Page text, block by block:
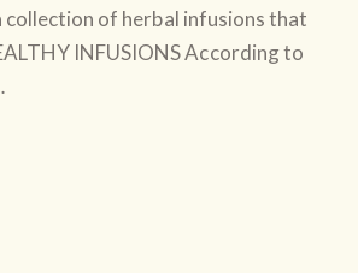
of herbal infusions that
INFUSIONS According to